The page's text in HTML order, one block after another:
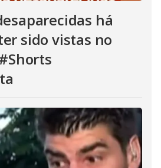
há
sido vistas no